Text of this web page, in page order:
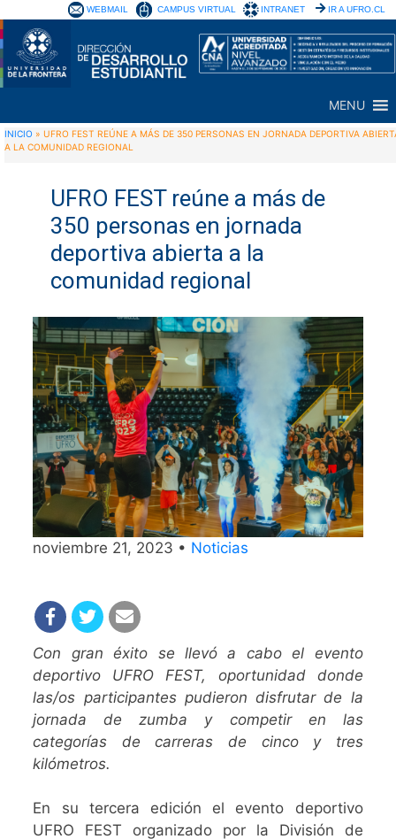
WEBMAIL CAMPUS VIRTUAL INTRANET IR A UFRO.CL
MENU
INICIO » UFRO FEST REÚNE A MÁS DE 350 PERSONAS EN JORNADA DEPORTIVA
A LA COMUNIDAD REGIONAL
UFRO FEST reúne a más de
350 personas en jornada
deportiva abierta a la
comunidad regional
noviembre 21, 2023 • Noticias
Con gran éxito se llevó a cabo el evento
deportivo UFRO FEST, oportunidad donde
las/os participantes pudieron disfrutar de la
jornada de zumba y competir en las
categorías de carreras de cinco y tres
kilómetros.
En su tercera edición el evento deportivo
UFRO FEST organizado por la División de